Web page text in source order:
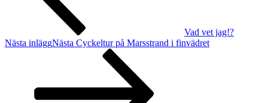
Vad vet jag!?
Nästa inläggNästa Cyckeltur på Marsstrand i finvädret